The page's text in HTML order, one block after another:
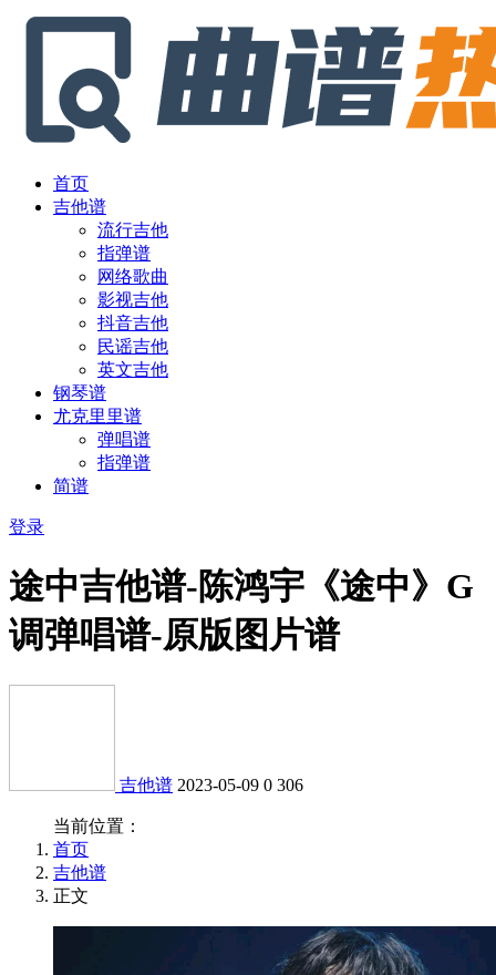
首页
吉他谱
流行吉他
指弹谱
网络歌曲
影视吉他
抖音吉他
民谣吉他
英文吉他
钢琴谱
尤克里里谱
弹唱谱
指弹谱
简谱
登录
途中吉他谱-陈鸿宇《途中》G
调弹唱谱-原版图片谱
吉他谱 2023-05-09 0 306
当前位置：
首页
吉他谱
正文